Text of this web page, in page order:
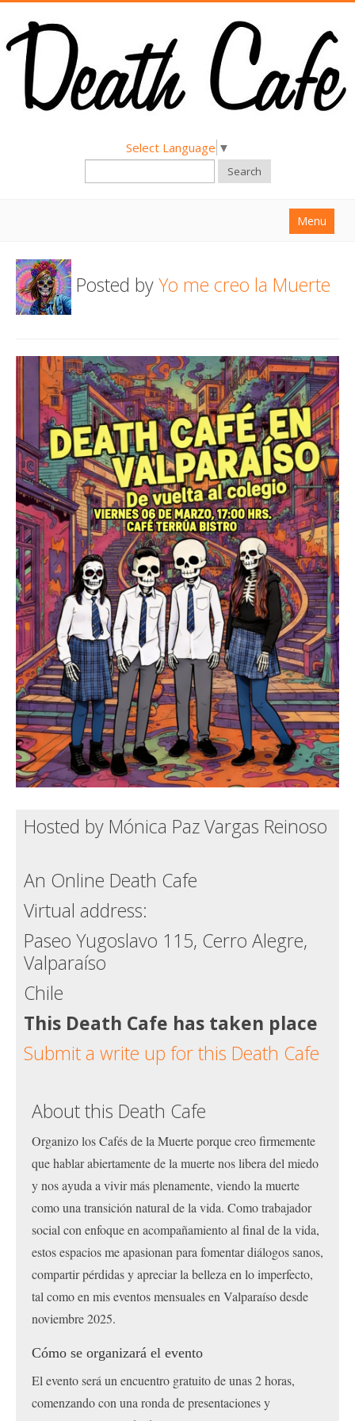
Select Language ▼
Search
Menu
About
Find a Death Cafe
Death conversation
Support us
Login
Posted byYo me creo la Muerte
Hosted by Mónica Paz Vargas Reinoso
An Online Death Cafe
Virtual address:
Paseo Yugoslavo 115, Cerro Alegre,
Valparaíso
Chile
This Death Cafe has taken place
Submit a write up for this Death Cafe
About this Death Cafe
Organizo los Cafés de la Muerte porque creo firmemente
que hablar abiertamente de la muerte nos libera del miedo
y nos ayuda a vivir más plenamente, viendo la muerte
como una transición natural de la vida. Como trabajador
social con enfoque en acompañamiento al final de la vida,
estos espacios me apasionan para fomentar diálogos sanos,
compartir pérdidas y apreciar la belleza en lo imperfecto,
tal como en mis eventos mensuales en Valparaíso desde
noviembre 2025.
Cómo se organizará el evento
El evento será un encuentro gratuito de unas 2 horas,
comenzando con una ronda de presentaciones y